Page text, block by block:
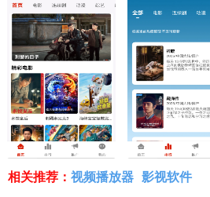
相关推荐： 视频播放器 影视软件